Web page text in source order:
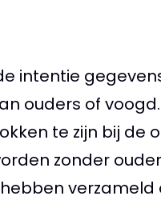
intentie
ouders of
te zijn bij
zonder